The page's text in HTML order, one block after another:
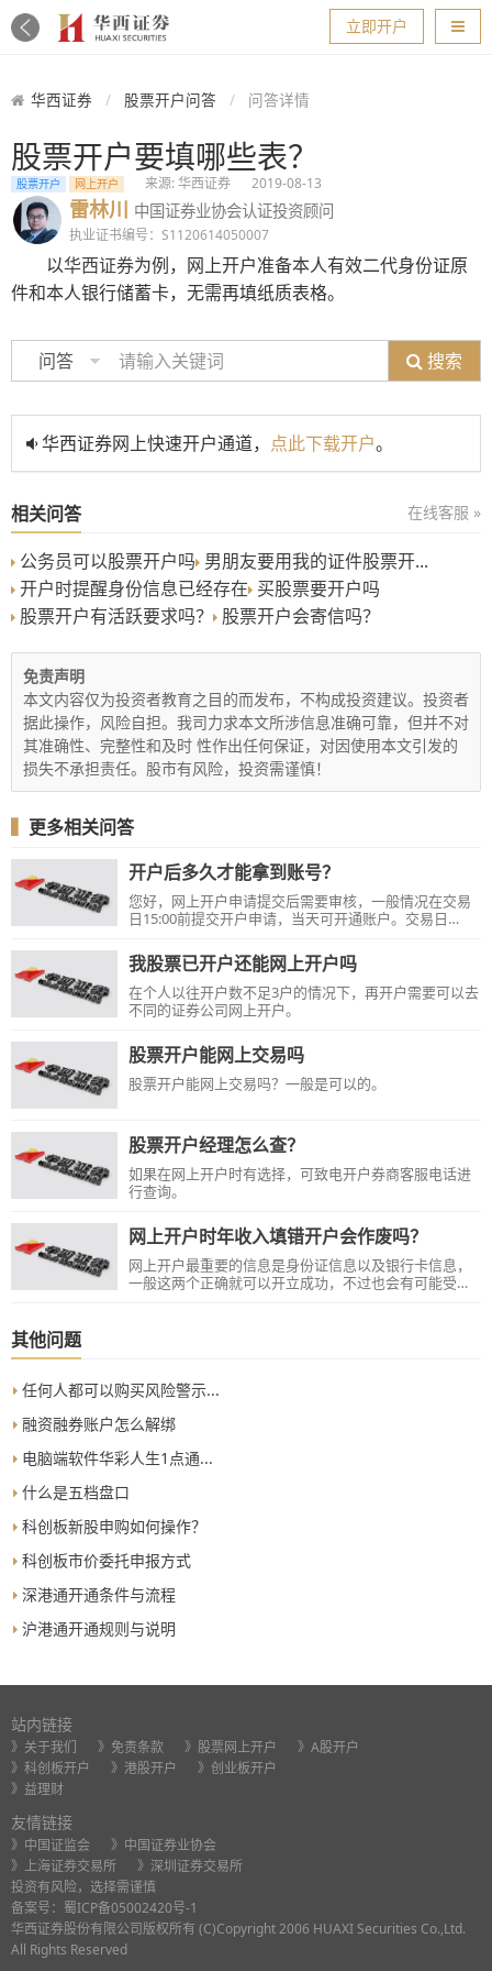
导航
立即开户
华西证券 股票开户问答 问答详情
股票开户要填哪些表？
股票开户 网上开户 来源: 华西证券 2019-08-13
雷林川 中国证券业协会认证投资顾问
执业证书编号：S1120614050007
以华西证券为例，网上开户准备本人有效二代身份证原
件和本人银行储蓄卡，无需再填纸质表格。
问答 搜索
华西证券网上快速开户通道， 点此下载开户。
相关问答 在线客服 »
公务员可以股票开户吗 男朋友要用我的证件股票开...
开户时提醒身份信息已经存在 买股票要开户吗
股票开户有活跃要求吗？
股票开户会寄信吗？
免责声明
本文内容仅为投资者教育之目的而发布，不构成投资建议。投资者
据此操作，风险自担。我司力求本文所涉信息准确可靠，但并不对
其准确性、完整性和及时 性作出任何保证，对因使用本文引发的
损失不承担责任。股市有风险，投资需谨慎！
▍ 更多相关问答
开户后多久才能拿到账号？
您好，网上开户申请提交后需要审核，一般情况在交易
日15:00前提交开户申请，当天可开通账户。交易日
时间内开通账户。
我股票已开户还能网上开户吗
在个人以往开户数不足3户的情况下，再开户需要可以去
不同的证券公司网上开户。
股票开户能网上交易吗
股票开户能网上交易吗？一般是可以的。
股票开户经理怎么查？
如果在网上开户时有选择，可致电开户券商客服电话进
行查询。
网上开户时年收入填错开户会作废吗？
网上开户最重要的信息是身份证信息以及银行卡信息，
一般这两个正确就可以开立成功，不过也会有可能受影
其他问题
任何人都可以购买风险警示...
融资融券账户怎么解绑
电脑端软件华彩人生1点通...
什么是五档盘口
科创板新股申购如何操作？
科创板市价委托申报方式
深港通开通条件与流程
沪港通开通规则与说明
站内链接
》关于我们 》免责条款 》股票网上开户
》A股开户
》科创板开户
》港股开户
》创业板开户
》益理财
友情链接
》中国证监会
》中国证券业协会
》上海证券交易所
》深圳证券交易所
投资有风险，选择需谨慎
备案号： 蜀ICP备05002420号-1
华西证券股份有限公司版权所有 (C)Copyright 2006 HUAXI Securities Co.,Ltd.
All Rights Reserved